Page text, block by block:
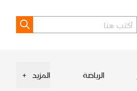
الرياضة المزيد +